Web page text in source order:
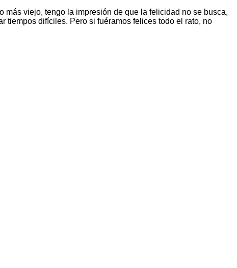
más viejo, tengo la impresión de que la felicidad no se busca,
tiempos difíciles. Pero si fuéramos felices todo el rato, no